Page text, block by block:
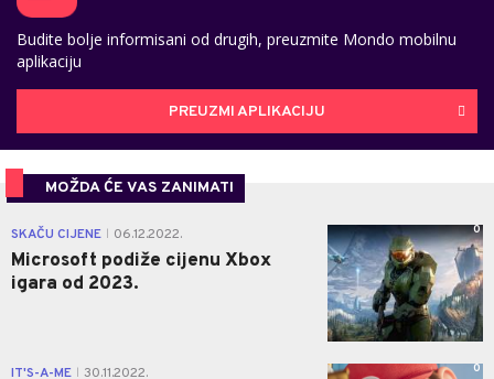
Budite bolje informisani od drugih, preuzmite Mondo mobilnu
aplikaciju
PREUZMI APLIKACIJU
MOŽDA ĆE VAS ZANIMATI
SKAČU CIJENE 06.12.2022.
Microsoft podiže cijenu Xbox
igara od 2023.
0
IT'S-A-ME 30.11.2022. 0